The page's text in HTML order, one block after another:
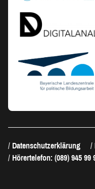
Datenschutzerklärung
Hörertelefon: (089) 945 99